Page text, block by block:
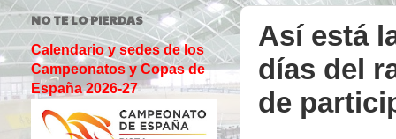
Así está
días del
de
NO TE LO PIERDAS
Calendario y sedes de los
Campeonatos y Copas de
España 2026-27